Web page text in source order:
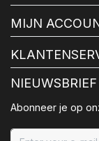
MIJN
NIEUWSBRIEF
Abonneer je op